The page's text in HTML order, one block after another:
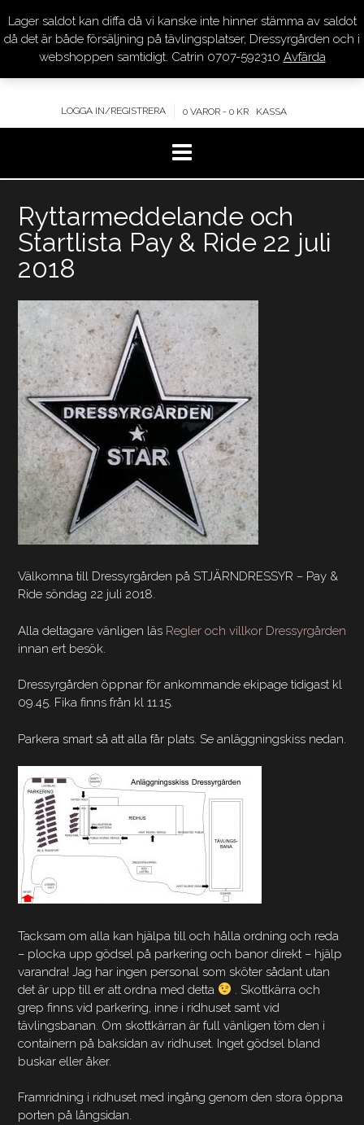
innehåll
DRESSYR.COM
KVALITET – KOMPETENS – SERVICE
LOGGA IN/REGISTRERA 0 VAROR - 0 KR KASSA
Ryttarmeddelande och
Startlista Pay & Ride 22 juli
2018
Välkomna till Dressyrgården på STJÄRNDRESSYR – Pay &
Ride söndag 22 juli 2018.
Alla deltagare vänligen läs Regler och villkor Dressyrgården
innan ert besök.
Dressyrgården öppnar för ankommande ekipage tidigast kl
09.45. Fika finns från kl 11.15.
Parkera smart så att alla får plats. Se anläggningskiss nedan.
Tacksam om alla kan hjälpa till och hålla ordning och reda
– plocka upp gödsel på parkering och banor direkt – hjälp
varandra! Jag har ingen personal som sköter sådant utan
det är upp till er att ordna med detta
. Skottkärra och
grep finns vid parkering, inne i ridhuset samt vid
tävlingsbanan. Om skottkärran är full vänligen töm den i
containern på baksidan av ridhuset. Inget gödsel bland
buskar eller åker.
Framridning i ridhuset med ingång genom den stora öppna
porten på långsidan.
Lager saldot kan diffa då vi kanske inte hinner stämma av saldot
då det är både försäljning på tävlingsplatser, Dressyrgården och i
webshoppen samtidigt. Catrin 0707-592310 Avfärda